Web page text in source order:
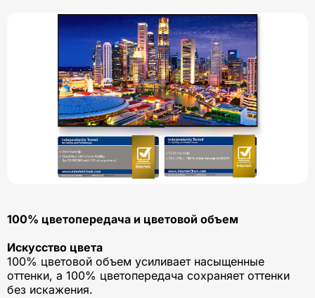
100% цветопередача и цветовой объем
Искусство цвета
100% цветовой объем усиливает насыщенные
оттенки, а 100% цветопередача сохраняет оттенки
без искажения.